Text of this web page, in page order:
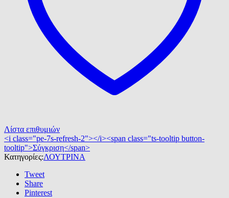
Λίστα επιθυμιών
<i class="pe-7s-refresh-2"></i><span class="ts-tooltip button-
tooltip">Σύγκριση</span>
Κατηγορίες:ΛΟΥΤΡΙΝΑ
Tweet
Share
Pinterest